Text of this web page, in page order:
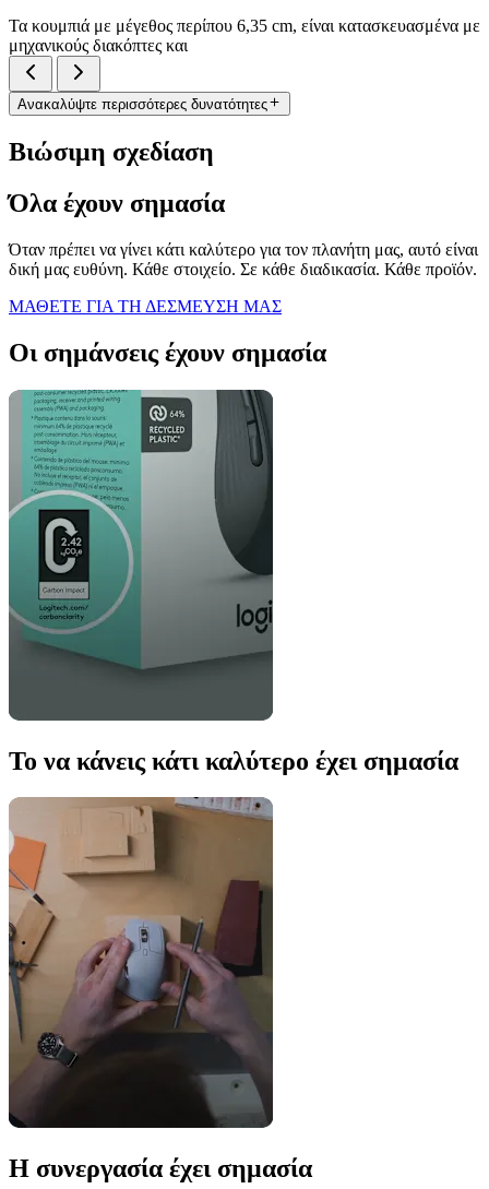
Τα κουμπιά με μέγεθος περίπου 6,35 cm, είναι κατασκευασμένα με
μηχανικούς διακόπτες και
Ανακαλύψτε περισσότερες δυνατότητες
Βιώσιμη σχεδίαση
Όλα έχουν σημασία
Όταν πρέπει να γίνει κάτι καλύτερο για τον πλανήτη μας, αυτό είναι
δική μας ευθύνη. Κάθε στοιχείο. Σε κάθε διαδικασία. Κάθε προϊόν.
ΜΑΘΕΤΕ ΓΙΑ ΤΗ ΔΕΣΜΕΥΣΗ ΜΑΣ
Οι σημάνσεις έχουν σημασία
Το να κάνεις κάτι καλύτερο έχει σημασία
Η συνεργασία έχει σημασία